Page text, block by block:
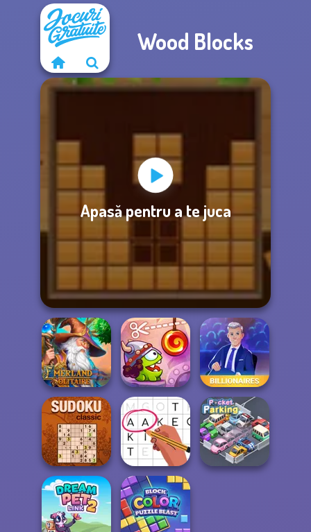
Wood Blocks
Apasă pentru a te juca
Emerland
Solitaire
Cut The Rope:
Time Travel
Billionaires
Sudoku Classic Letters Match